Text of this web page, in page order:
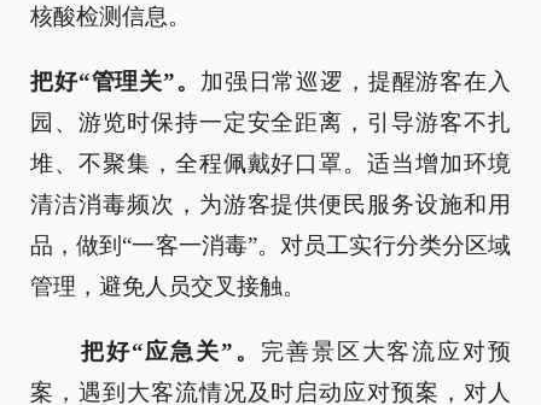
核酸检测信息。
把好“管理关”。 加强日常巡逻，提醒游客在入
园、游览时保持一定安全距离，引导游客不扎
堆、不聚集，全程佩戴好口罩。适当增加环境
清洁消毒频次，为游客提供便民服务设施和用
品，做到“一客一消毒”。对员工实行分类分区域
管理，避免人员交叉接触。
把好“应急关”。 完善景区大客流应对预
案，遇到大客流情况及时启动应对预案，对人